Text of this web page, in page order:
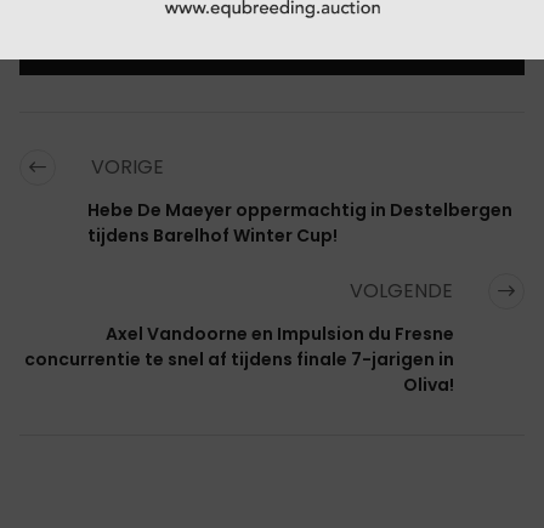
VORIGE
Hebe De Maeyer oppermachtig in Destelbergen
tijdens Barelhof Winter Cup!
VOLGENDE
Axel Vandoorne en Impulsion du Fresne
concurrentie te snel af tijdens finale 7-jarigen in
Oliva!